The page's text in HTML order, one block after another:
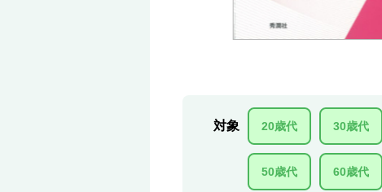
対象 20歳代 30歳代
50歳代 60歳代